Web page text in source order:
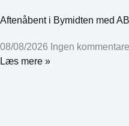
Aftenåbent i Bymidten med
08/08/2026 Ingen
Læs mere »